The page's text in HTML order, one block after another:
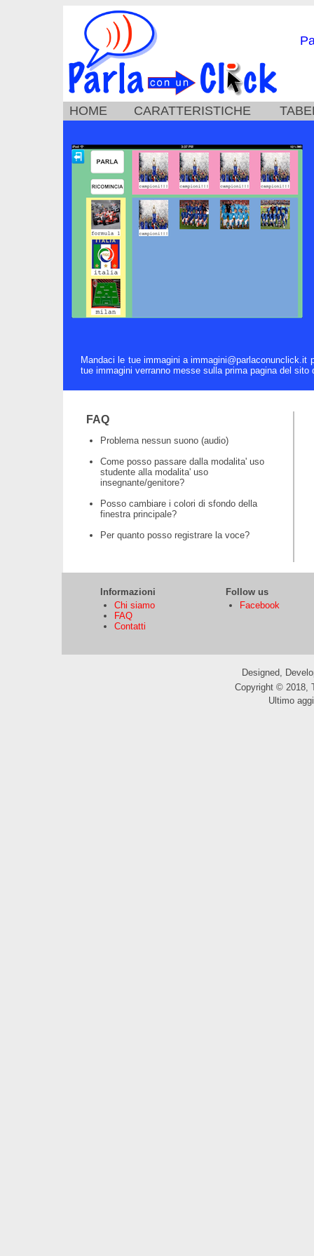
HOME CARATTERISTICHE
Mandaci le tue immagini a
tue immagini verranno messe sulla prima pagina del
FAQ
Problema nessun suono (audio)
Come posso passare dalla modalita' uso
studente alla modalita' uso
insegnante/genitore?
Posso cambiare i colori di sfondo della
finestra principale?
Per quanto posso registrare la voce?
Informazioni
Chi siamo
FAQ
Contatti
Follow us
Facebook
Designed,
Copyright © 2018,
Ultimo